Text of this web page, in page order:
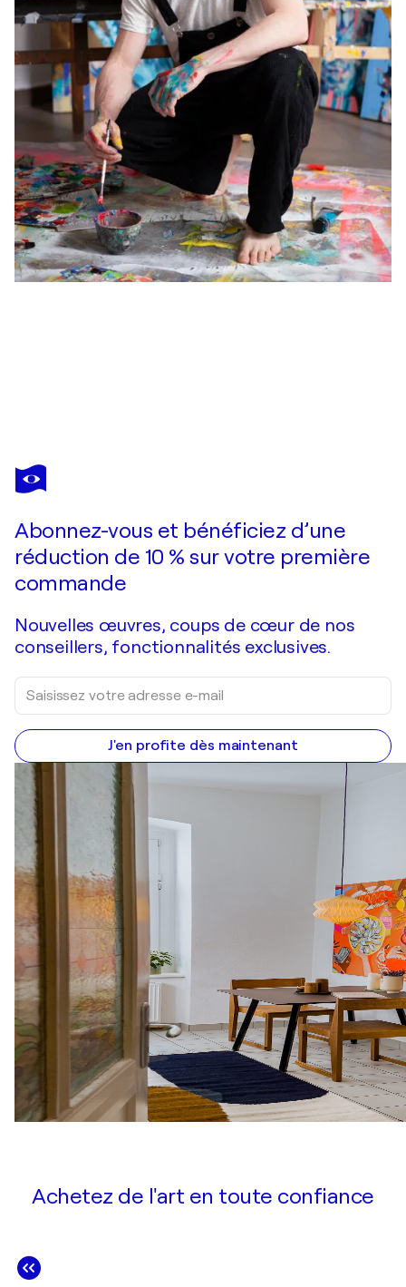
JORDI MACHÍ
La vie de Marat
Abonnez-vous et bénéficiez d’une
réduction de 10 % sur votre première
commande
Nouvelles œuvres, coups de cœur de nos
conseillers, fonctionnalités exclusives.
J'en profite dès maintenant
Achetez de l'art en toute confiance